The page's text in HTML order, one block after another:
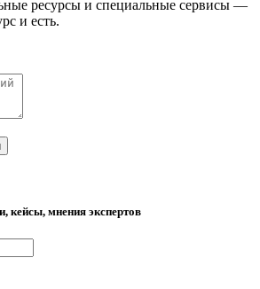
ресурсы и специальные сервисы —
и есть.
кейсы, мнения экспертов